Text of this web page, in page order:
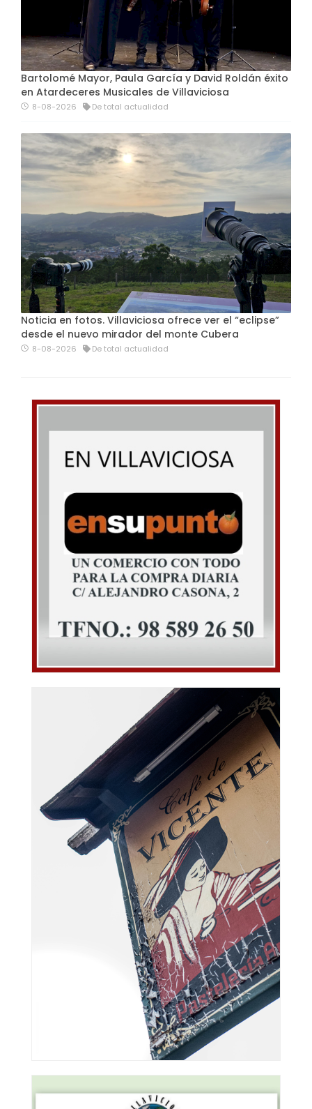
Bartolomé Mayor, Paula García y David Roldán éxito
en Atardeceres Musicales de Villaviciosa
8-08-2026 De total actualidad
Noticia en fotos. Villaviciosa ofrece ver el “eclipse”
desde el nuevo mirador del monte Cubera
8-08-2026 De total actualidad